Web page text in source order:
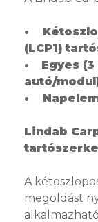
•
(LCP1)
•
Egyes
autó/
•
Lindab
A
megoldást